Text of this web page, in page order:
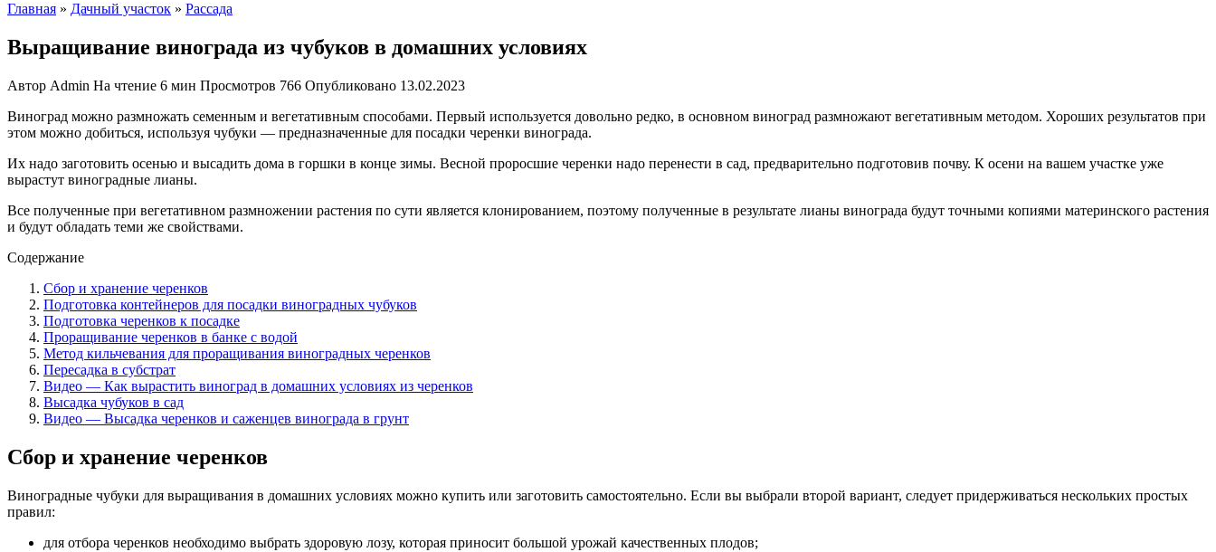
Главная » Дачный участок » Рассада
Выращивание винограда из чубуков в домашних условиях
Автор Admin На чтение 6 мин Просмотров 766 Опубликовано 13.02.2023
Виноград можно размножать семенным и вегетативным способами. Первый используется довольно редко, в основном виноград размножают вегетативным методом. Хороших результатов при
этом можно добиться, используя чубуки — предназначенные для посадки черенки винограда.
Их надо заготовить осенью и высадить дома в горшки в конце зимы. Весной проросшие черенки надо перенести в сад, предварительно подготовив почву. К осени на вашем участке уже
вырастут виноградные лианы.
Все полученные при вегетативном размножении растения по сути является клонированием, поэтому полученные в результате лианы винограда будут точными копиями материнского растения
и будут обладать теми же свойствами.
Содержание
Сбор и хранение черенков
Подготовка контейнеров для посадки виноградных чубуков
Подготовка черенков к посадке
Проращивание черенков в банке с водой
Метод кильчевания для проращивания виноградных черенков
Пересадка в субстрат
Видео — Как вырастить виноград в домашних условиях из черенков
Высадка чубуков в сад
Видео — Высадка черенков и саженцев винограда в грунт
Сбор и хранение черенков
Виноградные чубуки для выращивания в домашних условиях можно купить или заготовить самостоятельно. Если вы выбрали второй вариант, следует придерживаться нескольких простых
правил:
для отбора черенков необходимо выбрать здоровую лозу, которая приносит большой урожай качественных плодов;